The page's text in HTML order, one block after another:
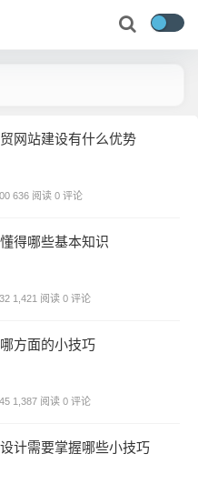
网站建设有什么优势
636 阅读 0 评论
得哪些基本知识
1,421 阅读 0 评论
方面的小技巧
1,387 阅读 0 评论
计需要掌握哪些小技巧